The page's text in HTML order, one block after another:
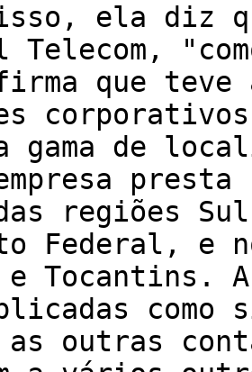
ela diz
Telecom,
que teve
gama de
presta
regiões
Federal, e
e Tocantins.
outras